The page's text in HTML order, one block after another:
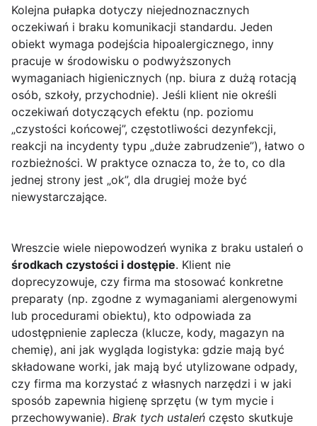
Kolejna pułapka dotyczy niejednoznacznych
oczekiwań i braku komunikacji standardu. Jeden
obiekt wymaga podejścia hipoalergicznego, inny
pracuje w środowisku o podwyższonych
wymaganiach higienicznych (np. biura z dużą rotacją
osób, szkoły, przychodnie). Jeśli klient nie określi
oczekiwań dotyczących efektu (np. poziomu
„czystości końcowej”, częstotliwości dezynfekcji,
reakcji na incydenty typu „duże zabrudzenie”), łatwo o
rozbieżności. W praktyce oznacza to, że to, co dla
jednej strony jest „ok”, dla drugiej może być
niewystarczające.
Wreszcie wiele niepowodzeń wynika z braku ustaleń o
środkach czystości i dostępie. Klient nie
doprecyzowuje, czy firma ma stosować konkretne
preparaty (np. zgodne z wymaganiami alergenowymi
lub procedurami obiektu), kto odpowiada za
udostępnienie zaplecza (klucze, kody, magazyn na
chemię), ani jak wygląda logistyka: gdzie mają być
składowane worki, jak mają być utylizowane odpady,
czy firma ma korzystać z własnych narzędzi i w jaki
sposób zapewnia higienę sprzętu (w tym mycie i
przechowywanie). Brak tych ustaleń często skutkuje